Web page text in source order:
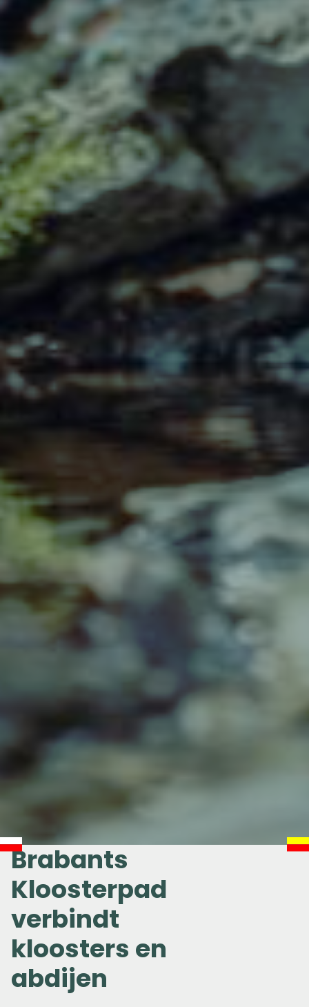
Brabants
Kloosterpad
verbindt
kloosters en
abdijen